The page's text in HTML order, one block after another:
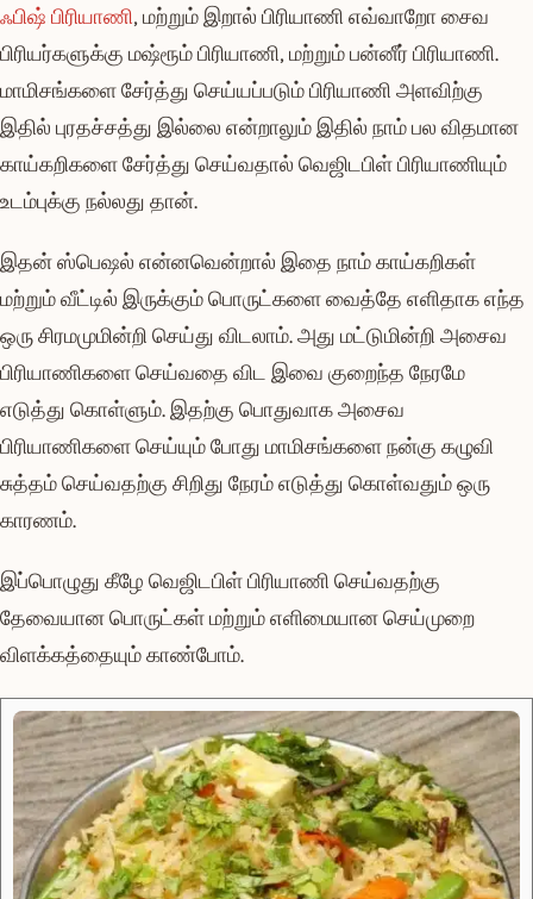
ஃபிஷ் பிரியாணி, மற்றும் இறால் பிரியாணி எவ்வாறோ சைவ
பிரியர்களுக்கு மஷ்ரூம் பிரியாணி, மற்றும் பன்னீர் பிரியாணி.
மாமிசங்களை சேர்த்து செய்யப்படும் பிரியாணி அளவிற்கு
இதில் புரதச்சத்து இல்லை என்றாலும் இதில் நாம் பல விதமான
காய்கறிகளை சேர்த்து செய்வதால் வெஜிடபிள் பிரியாணியும்
உடம்புக்கு நல்லது தான்.
இதன் ஸ்பெஷல் என்னவென்றால் இதை நாம் காய்கறிகள்
மற்றும் வீட்டில் இருக்கும் பொருட்களை வைத்தே எளிதாக எந்த
ஒரு சிரமமுமின்றி செய்து விடலாம். அது மட்டுமின்றி அசைவ
பிரியாணிகளை செய்வதை விட இவை குறைந்த நேரமே
எடுத்து கொள்ளும். இதற்கு பொதுவாக அசைவ
பிரியாணிகளை செய்யும் போது மாமிசங்களை நன்கு கழுவி
சுத்தம் செய்வதற்கு சிறிது நேரம் எடுத்து கொள்வதும் ஒரு
காரணம்.
இப்பொழுது கீழே வெஜிடபிள் பிரியாணி செய்வதற்கு
தேவையான பொருட்கள் மற்றும் எளிமையான செய்முறை
விளக்கத்தையும் காண்போம்.